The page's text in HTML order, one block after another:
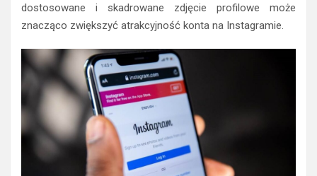
dostosowane i skadrowane zdjęcie profilowe może
znacząco zwiększyć atrakcyjność konta na Instagramie.